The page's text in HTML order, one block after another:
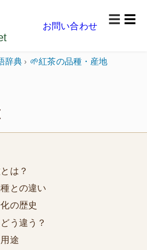
ゃいました。どうぞごゆっくり楽
お問い合わせ
☰
辞典
🌱紅茶の品種・産地
は？
との違い
の歴史
う違う？
途